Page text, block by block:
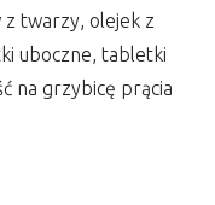
twarzy, olejek z
uboczne, tabletki
na grzybicę prącia